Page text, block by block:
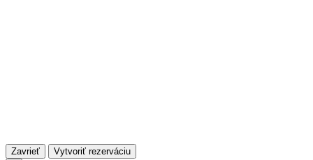
Zavrieť